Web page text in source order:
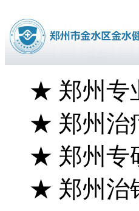
★ 郑州专
★ 郑州治
★ 郑州专
★ 郑州治